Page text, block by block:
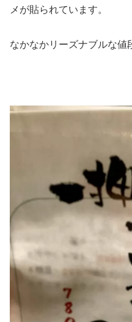
メが貼られています。
なかなかリーズナブルな値